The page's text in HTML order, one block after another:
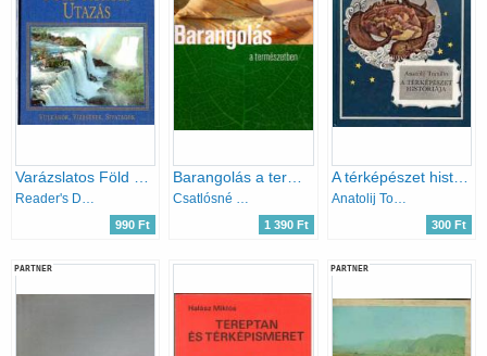
Reader's Digest
990 Ft
Csatlósné Miklós Anna (szerk.)
1 390 Ft
A térképészet históriája
Anatolij Tomilin
300 Ft
PARTNER PARTNER